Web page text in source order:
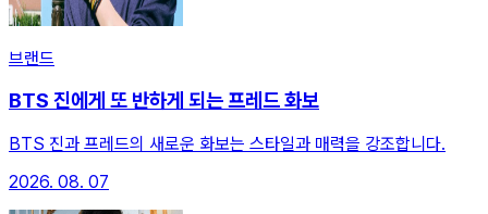
브랜드
BTS 진에게 또 반하게 되는 프레드 화보
BTS 진과 프레드의 새로운 화보는 스타일과 매력을 강조합니다.
2026. 08. 07